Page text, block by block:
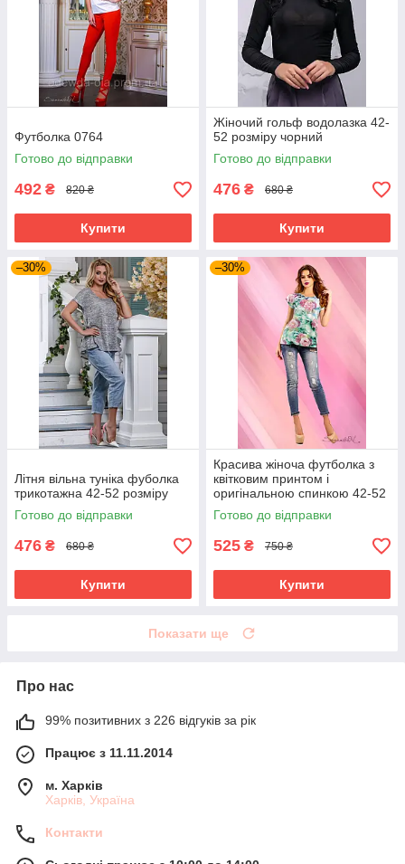
Футболка 0764
Готово до відправки
492 ₴ 820 ₴
Купити
Жіночий гольф водолазка 42-
52 розміру чорний
Готово до відправки
476 ₴ 680 ₴
Купити
–30%
Літня вільна туніка фуболка
трикотажна 42-52 розміру
Готово до відправки
476 ₴ 680 ₴
Купити
–30%
Красива жіноча футболка з
квітковим принтом і
оригінальною спинкою 42-52
розміри
Готово до відправки
525 ₴ 750 ₴
Купити
Показати ще
Про нас
99% позитивних з 226 відгуків за рік
Працює з 11.11.2014
м. Харків
Харків, Україна
Контакти